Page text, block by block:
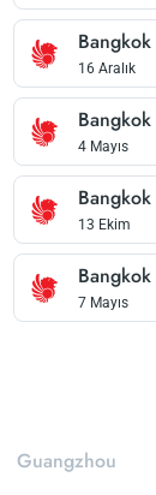
Bangkok
16 Aralık
Bangkok
4 Mayıs
Bangkok
13 Ekim
Bangkok
7 Mayıs
Guangzhou